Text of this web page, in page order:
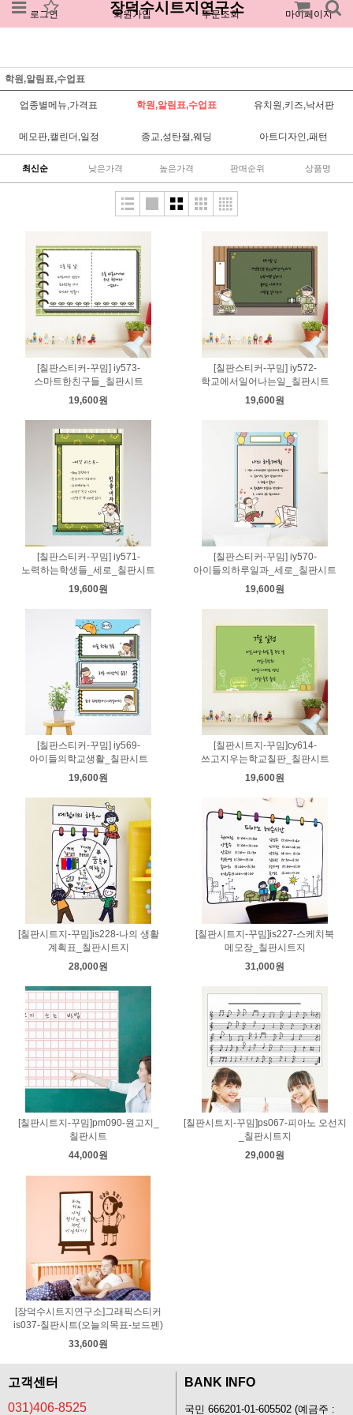
로그인 회원가입 주문조회 마이페이지
장덕수시트지연구소
학원,알림표,수업표
업종별메뉴,가격표 학원,알림표,수업표 유치원,키즈,낙서판
메모판,캘린더,일정 종교,성탄절,웨딩 아트디자인,패턴
최신순 낮은가격 높은가격 판매순위 상품명
[칠판스티커-꾸밈] iy573-
스마트한친구들_칠판시트
19,600원
[칠판스티커-꾸밈] iy572-
학교에서일어나는일_칠판시트
19,600원
[칠판스티커-꾸밈] iy571-
노력하는학생들_세로_칠판시트
19,600원
[칠판스티커-꾸밈] iy570-
아이들의하루일과_세로_칠판시트
19,600원
[칠판스티커-꾸밈] iy569-
아이들의학교생활_칠판시트
19,600원
[칠판시트지-꾸밈]cy614-
쓰고지우는학교칠판_칠판시트
19,600원
[칠판시트지-꾸밈]is228-나의 생활
계획표_칠판시트지
28,000원
[칠판시트지-꾸밈]is227-스케치북
메모장_칠판시트지
31,000원
[칠판시트지-꾸밈]pm090-원고지_
칠판시트
44,000원
[칠판시트지-꾸밈]ps067-피아노 오선지
_칠판시트지
29,000원
[장덕수시트지연구소]그래픽스티커
is037-칠판시트(오늘의목표-보드펜)
33,600원
고객센터
031)406-8525
BANK INFO
국민 666201-01-605502 (예금주 :